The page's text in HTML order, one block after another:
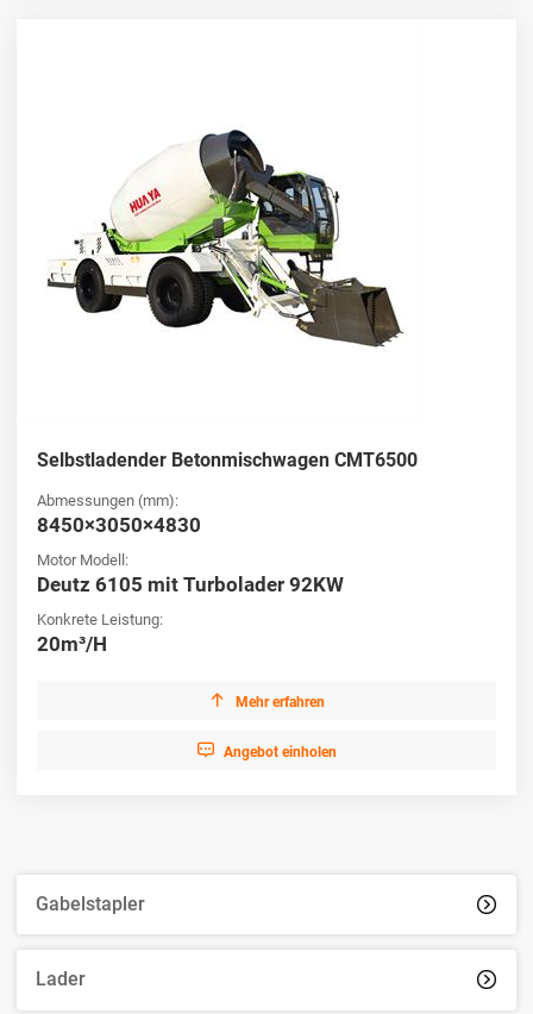
Gabelstapler 
Lader 
Selbstladender Betonmischwagen CMT6500
Abmessungen (mm):
8450×3050×4830
Motor Modell:
Deutz 6105 mit Turbolader 92KW
Konkrete Leistung:
20m³/H
 Mehr erfahren
 Angebot einholen